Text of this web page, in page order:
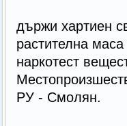
държи хартиен
растителна
наркотест
РУ - Смолян.